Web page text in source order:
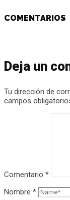
COMENTARIOS
Deja un
Tu dirección de
campos
Comentario *
Nombre *